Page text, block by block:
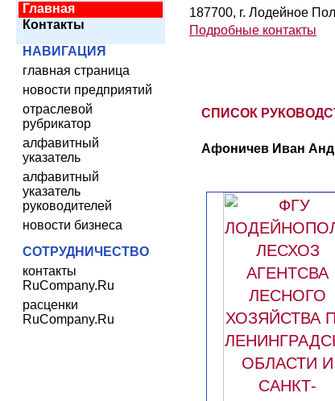
Главная
Контакты
НАВИГАЦИЯ
главная страница
новости предприятий
отраслевой
рубрикатор
алфавитный
указатель
алфавитный
указатель
руководителей
новости бизнеса
СОТРУДНИЧЕСТВО
контакты
RuCompany.Ru
расценки
RuCompany.Ru
187700, г. Лодейное
Подробные контакты
СПИСОК
Афоничев Иван